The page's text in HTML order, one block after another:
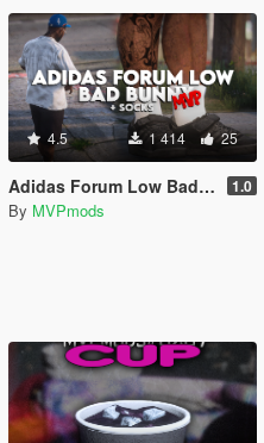
4.5 1 414 25
Adidas Forum Low Bad Bunny 1.0
By MVPmods